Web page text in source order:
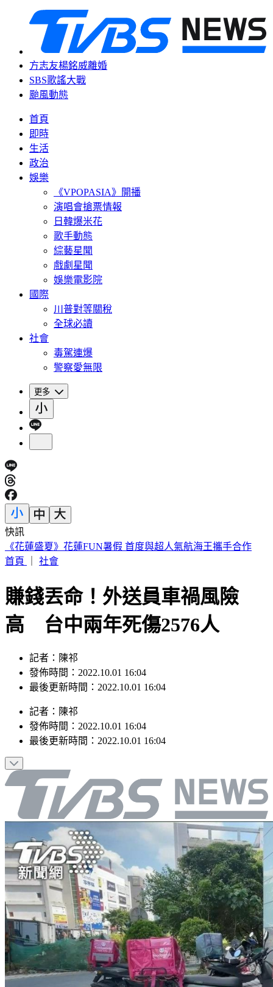
方志友楊銘威離婚
SBS歌謠大戰
颱風動態
首頁
即時
生活
政治
娛樂
《VPOPASIA》開播
演唱會搶票情報
日韓爆米花
歌手動態
綜藝星聞
戲劇星聞
娛樂電影院
國際
川普對等關稅
全球必讀
社會
毒駕連爆
警察愛無限
更多
快訊
川湖處置首日仍飆12,220元天價 目標價曝光
首頁
社會
賺錢丟命！外送員車禍風險
高 台中兩年死傷2576人
記者：陳祁
發佈時間：2022.10.01 16:04
最後更新時間：2022.10.01 16:04
記者 ： 陳祁
發佈時間： 2022.10.01 16:04
最後更新時間： 2022.10.01 16:04